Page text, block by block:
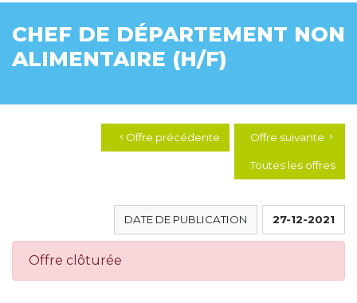
CHEF DE DÉPARTEMENT NON
ALIMENTAIRE (H/F)
Offre suivante chevron_right
chevron_left Offre précédente
Toutes les offres
27-12-2021
DATE DE PUBLICATION
Offre clôturée